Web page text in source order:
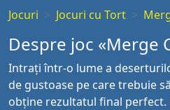
Jocuri Jocuri cu Tort
Despre joc «Merge
Intrați într-o lume a
de gustoase pe care trebuie
obține rezultatul final perfect.